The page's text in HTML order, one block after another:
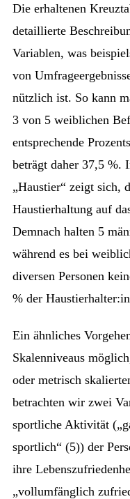
Die erhaltenen
detaillierte
Variablen, was
von
nützlich ist. So kann
3 von 5 weiblichen
entsprechende
beträgt daher 37,5 %.
„Haustier“ zeigt sich,
Haustierhaltung auf
Demnach halten 5
während es bei
diversen Personen
% der
Ein ähnliches
Skalenniveaus
oder metrisch
betrachten wir zwei
sportliche Aktivität
sportlich“ (5)) der
ihre
„vollumfänglich